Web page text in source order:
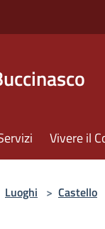
Vivere il
Luoghi > Castello